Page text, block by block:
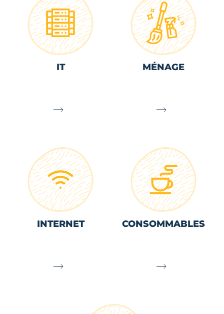
IT MÉNAGE
INTERNET CONSOMMABLES